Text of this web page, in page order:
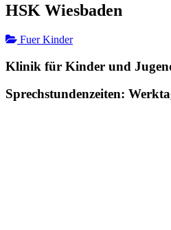
HSK Wiesbaden
Fuer Kinder
Klinik für Kinder und
Sprechstundenzeiten: